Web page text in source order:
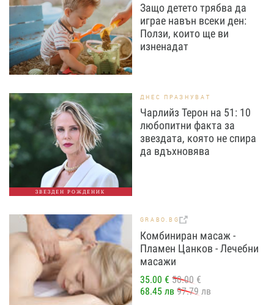
Защо детето трябва да
играе навън всеки ден:
Ползи, които ще ви
изненадат
ЗВЕЗДЕН РОЖДЕНИК
ДНЕС ПРАЗНУВАТ
Чарлийз Терон на 51: 10
любопитни факта за
звездата, която не спира
да вдъхновява
GRABO.BG
Комбиниран масаж -
Пламен Цанков - Лечебни
масажи
35.00 € 50.00 €
68.45 лв 97.79 лв